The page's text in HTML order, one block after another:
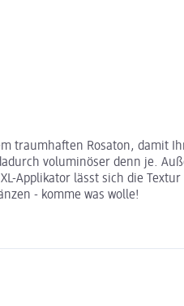
traumhaften Rosaton, damit
voluminöser denn je.
Applikator lässt sich die
- komme was wolle!